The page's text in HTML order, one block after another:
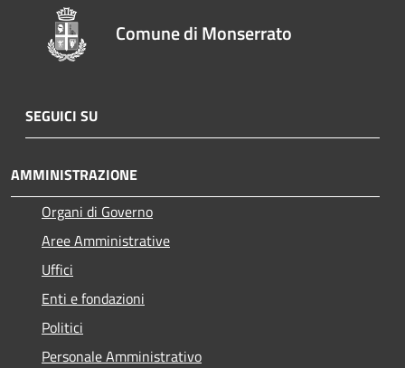
Comune di Monserrato
SEGUICI SU
AMMINISTRAZIONE
Organi di Governo
Aree Amministrative
Uffici
Enti e fondazioni
Politici
Personale Amministrativo